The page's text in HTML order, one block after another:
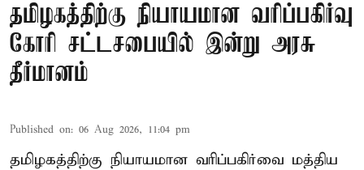
தமிழகத்திற்கு நியாயமான வரிப்பகிர்வு
கோரி சட்டசபையில் இன்று அரசு
தீர்மானம்
Published on: 06 Aug 2026, 11:04 pm
தமிழகத்திற்கு நியாயமான வரிப்பகிர்வை மத்திய